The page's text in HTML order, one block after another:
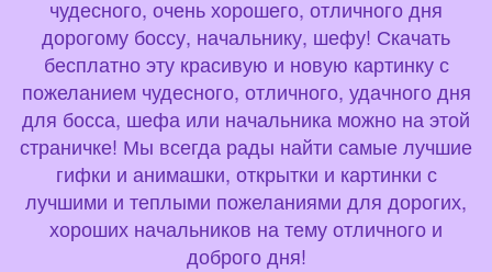
чудесного, очень хорошего, отличного дня
дорогому боссу, начальнику, шефу! Скачать
бесплатно эту красивую и новую картинку с
пожеланием чудесного, отличного, удачного дня
для босса, шефа или начальника можно на этой
страничке! Мы всегда рады найти самые лучшие
гифки и анимашки, открытки и картинки с
лучшими и теплыми пожеланиями для дорогих,
хороших начальников на тему отличного и
доброго дня!